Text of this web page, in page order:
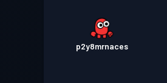
p2y8mrnaces